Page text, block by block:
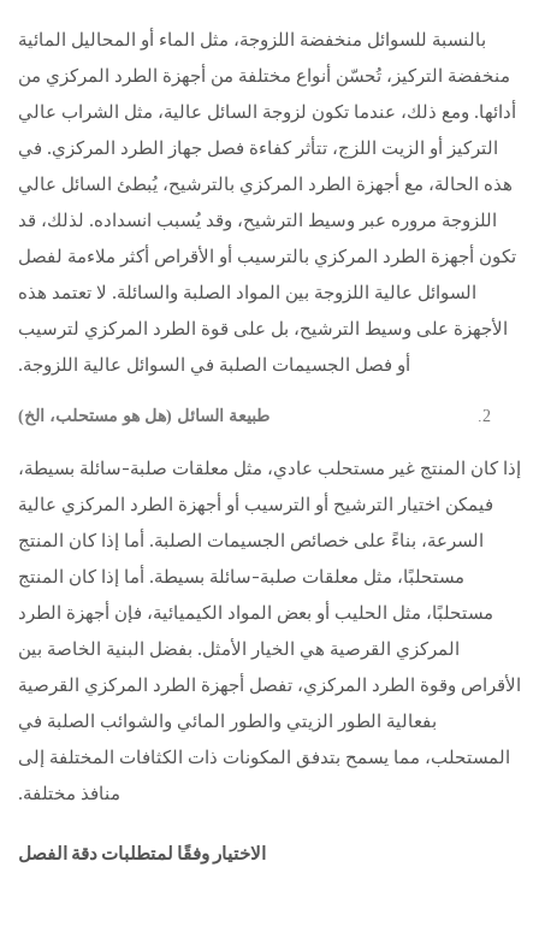
بالنسبة للسوائل منخفضة اللزوجة، مثل الماء أو المحاليل المائية
منخفضة التركيز، تُحسّن أنواع مختلفة من أجهزة الطرد المركزي من
أدائها. ومع ذلك، عندما تكون لزوجة السائل عالية، مثل الشراب عالي
التركيز أو الزيت اللزج، تتأثر كفاءة فصل جهاز الطرد المركزي. في
هذه الحالة، مع أجهزة الطرد المركزي بالترشيح، يُبطئ السائل عالي
اللزوجة مروره عبر وسيط الترشيح، وقد يُسبب انسداده. لذلك، قد
تكون أجهزة الطرد المركزي بالترسيب أو الأقراص أكثر ملاءمة لفصل
السوائل عالية اللزوجة بين المواد الصلبة والسائلة. لا تعتمد هذه
الأجهزة على وسيط الترشيح، بل على قوة الطرد المركزي لترسيب
أو فصل الجسيمات الصلبة في السوائل عالية اللزوجة.
طبيعة السائل (هل هو مستحلب، الخ)
إذا كان المنتج غير مستحلب عادي، مثل معلقات صلبة-سائلة بسيطة،
فيمكن اختيار الترشيح أو الترسيب أو أجهزة الطرد المركزي عالية
السرعة، بناءً على خصائص الجسيمات الصلبة. أما إذا كان المنتج
مستحلبًا، مثل معلقات صلبة-سائلة بسيطة. أما إذا كان المنتج
مستحلبًا، مثل الحليب أو بعض المواد الكيميائية، فإن أجهزة الطرد
المركزي القرصية هي الخيار الأمثل. بفضل البنية الخاصة بين
الأقراص وقوة الطرد المركزي، تفصل أجهزة الطرد المركزي القرصية
بفعالية الطور الزيتي والطور المائي والشوائب الصلبة في
المستحلب، مما يسمح بتدفق المكونات ذات الكثافات المختلفة إلى
منافذ مختلفة.
الاختيار وفقًا لمتطلبات دقة الفصل